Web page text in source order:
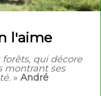
l'aime
qui décore
montrant ses
» André